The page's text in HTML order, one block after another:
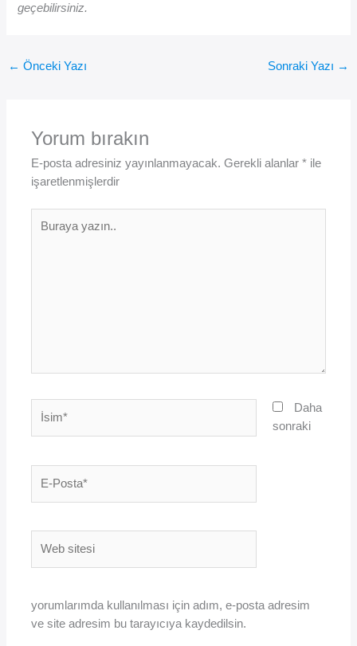
geçebilirsiniz.
← Önceki Yazı Sonraki Yazı →
Yorum bırakın
E-posta adresiniz yayınlanmayacak. Gerekli alanlar* ile
işaretlenmişlerdir
yazın..
Posta*
sitesi
Daha
sonraki
yorumlarımda kullanılması için adım, e-posta adresim
ve site adresim bu tarayıcıya kaydedilsin.